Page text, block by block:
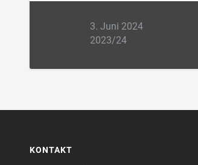
3. Juni 2024
2023/24
KONTAKT